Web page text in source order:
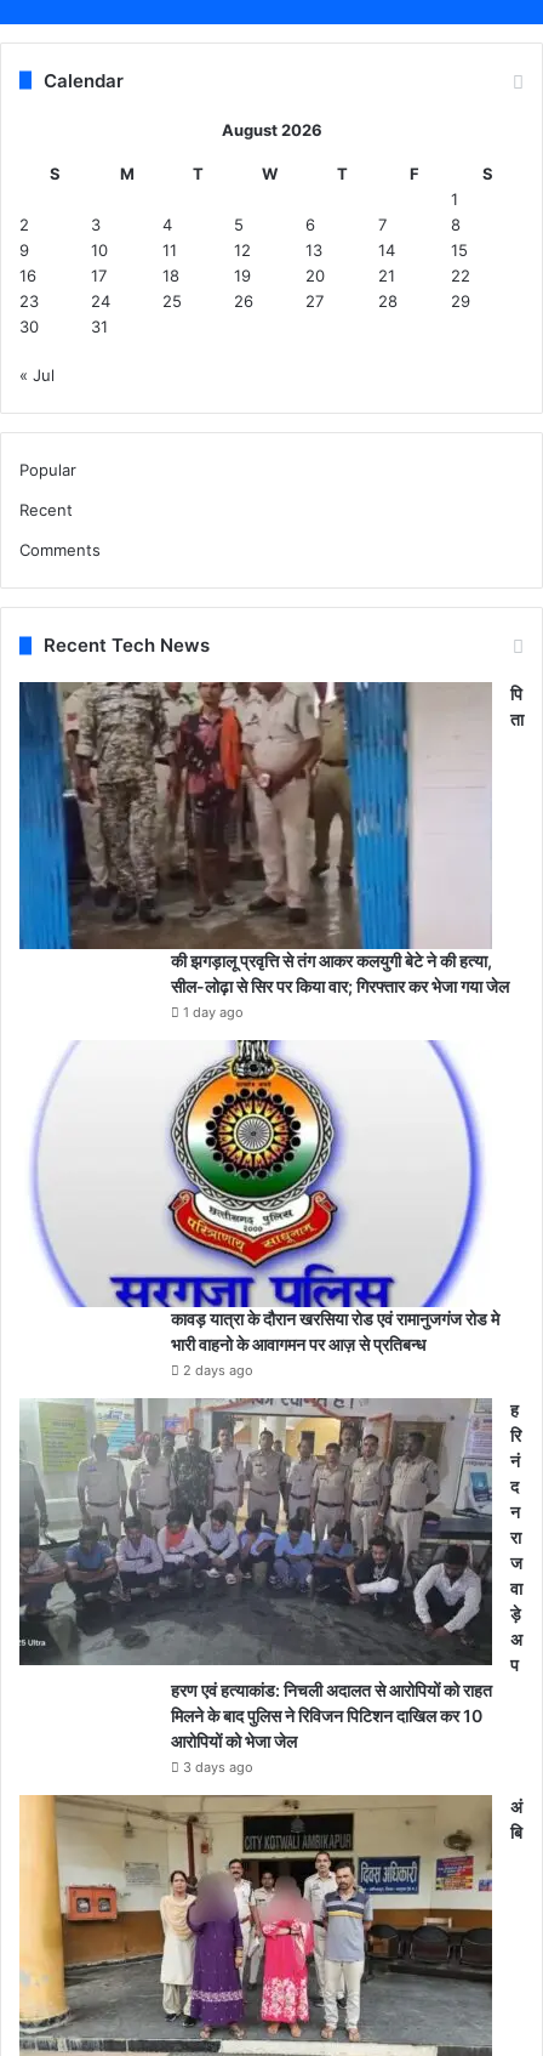
Calendar
August 2026
S M T W T F
S
1
2
3 4 5 6 7
8
9
10 11 12 13 14
15
16
17 18 19 20 21
22
23
24 25 26 27 28
29
30
31
« Jul
Popular
Recent
Comments
Recent Tech News
पि
ता
की झगड़ालू प्रवृत्ति से तंग आकर कलयुगी बेटे ने की हत्या,
सील-लोढ़ा से सिर पर किया वार; गिरफ्तार कर भेजा गया जेल
1 day ago
कावड़ यात्रा के दौरान खरसिया रोड एवं रामानुजगंज रोड मे
भारी वाहनो के आवागमन पर आज़ से प्रतिबन्ध
2 days ago
ह
रि
नं
द
न
रा
ज
वा
ड़े
अ
प
हरण एवं हत्याकांड: निचली अदालत से आरोपियों को राहत
मिलने के बाद पुलिस ने रिविजन पिटिशन दाखिल कर 10
आरोपियों को भेजा जेल
3 days ago
अं
बि